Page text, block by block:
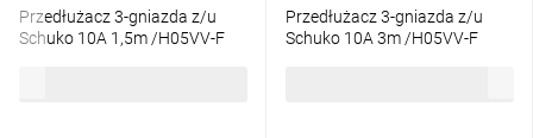
Przedłużacz 3-gniazda z/u
Schuko 10A 1,5m /H05VV-F
Przedłużacz 3-gniazda z/u
Schuko 10A 3m /H05VV-F